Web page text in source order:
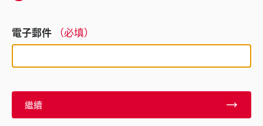
電子郵件 （必填）
繼續